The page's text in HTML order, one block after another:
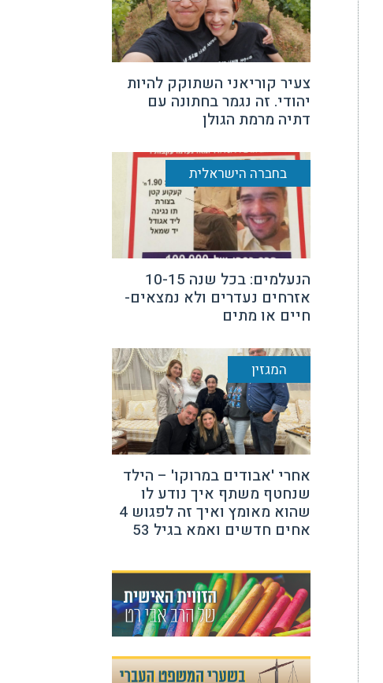
צעיר קוריאני השתוקק להיות
יהודי. זה נגמר בחתונה עם
דתיה מרמת הגולן
בחברה הישראלית
הנעלמים: בכל שנה 10-15
אזרחים נעדרים ולא נמצאים-
חיים או מתים
המגזין
אחרי 'אבודים במרוקו' – הילד
שנחטף משתף איך נודע לו
שהוא מאומץ ואיך זה לפגוש 4
אחים חדשים ואמא בגיל 53